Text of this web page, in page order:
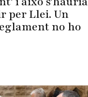
per Llei. Un
no ho